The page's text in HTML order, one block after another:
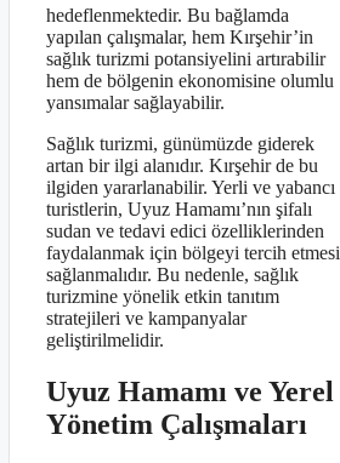
hedeflenmektedir. Bu bağlamda
yapılan çalışmalar, hem Kırşehir’in
sağlık turizmi potansiyelini artırabilir
hem de bölgenin ekonomisine olumlu
yansımalar sağlayabilir.
Sağlık turizmi, günümüzde giderek
artan bir ilgi alanıdır. Kırşehir de bu
ilgiden yararlanabilir. Yerli ve yabancı
turistlerin, Uyuz Hamamı’nın şifalı
sudan ve tedavi edici özelliklerinden
faydalanmak için bölgeyi tercih etmesi
sağlanmalıdır. Bu nedenle, sağlık
turizmine yönelik etkin tanıtım
stratejileri ve kampanyalar
geliştirilmelidir.
Uyuz Hamamı ve Yerel
Yönetim Çalışmaları